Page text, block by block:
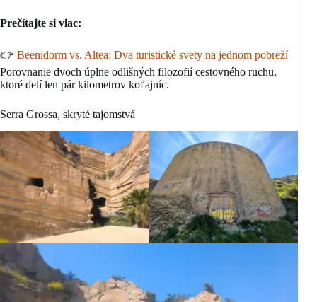
Prečítajte si viac:
👉 Beenidorm vs. Altea: Dva turistické svety na jednom pobreží
Porovnanie dvoch úplne odlišných filozofií cestovného ruchu,
ktoré delí len pár kilometrov koľajníc.
Serra Grossa, skryté tajomstvá